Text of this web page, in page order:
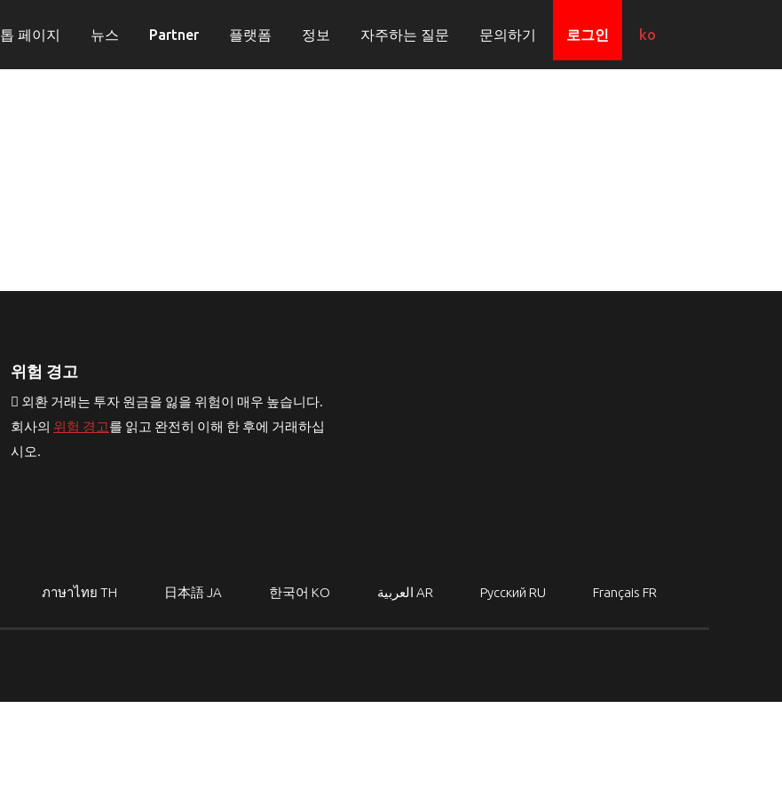
톱 페이지 뉴스 Partner 플랫폼 정보 자주하는 질문 문의하기 로그인 ko
위험 경고
외환 거래는 투자 원금을 잃을 위험이 매우 높습니다.
회사의 위험 경고를 읽고 완전히 이해 한 후에 거래하십
시오.
ภาษาไทย TH 日本語JA 한국어 KO العربية AR Русский RU Français FR